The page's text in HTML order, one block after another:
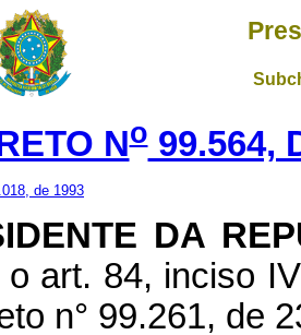
No99.564,
de 1993
DA
o art. 84, inciso
n° 99.261, de